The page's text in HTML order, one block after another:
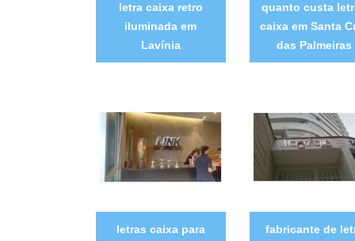
letra caixa retro
iluminada em
Lavínia
quanto custa
caixa em Santa
das Palmeiras
letras caixa para
fabricante de